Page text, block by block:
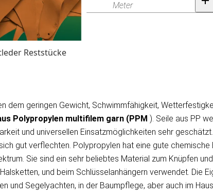
Reststücke
Meter
dem geringen Gewicht, Schwimmfähigkeit,
Polypropylen multifilem garn (PPM ). Seile aus PP
und universellen Einsatzmöglichkeiten sehr
gut verflechten. Polypropylen hat eine gute
Sie sind ein sehr beliebtes Material zum Knüpfen
und beim Schlüsselanhängern verwendet. Die
und Segelyachten, in der Baumpflege, aber auch im